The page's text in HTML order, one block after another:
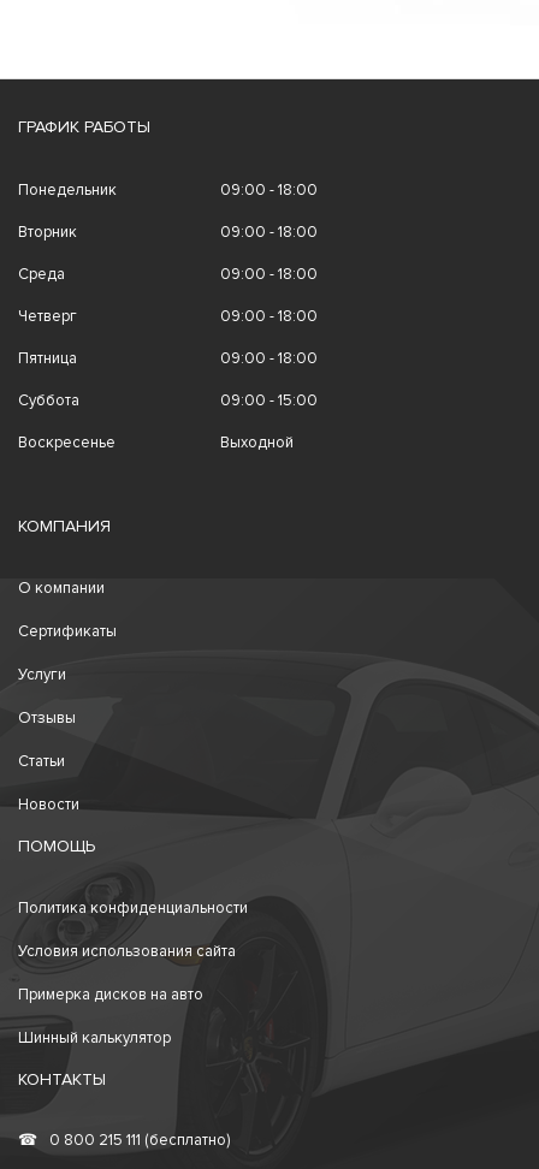
ГРАФИК РАБОТЫ
Понедельник 09:00 - 18:00
Вторник 09:00 - 18:00
Среда 09:00 - 18:00
Четверг 09:00 - 18:00
Пятница 09:00 - 18:00
Суббота 09:00 - 15:00
Воскресенье Выходной
КОМПАНИЯ
О компании
Сертификаты
Услуги
Отзывы
Статьи
Новости
ПОМОЩЬ
Политика конфиденциальности
Условия использования сайта
Примерка дисков на авто
Шинный калькулятор
КОНТАКТЫ
☎ 0 800 215 111 (бесплатно)